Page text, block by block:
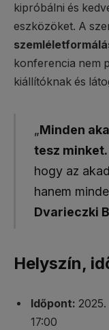
kipróbálni és
eszközöket. A
konferencia nem
kiállítóknak és
„Minden
tesz minket.
hogy az
hanem
Dvarieczki
Helyszín,
Időpont:
17:00